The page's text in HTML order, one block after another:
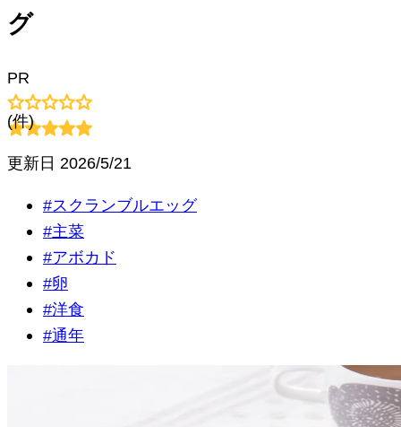
グ
PR
(件)
更新日 2026/5/21
#スクランブルエッグ
#主菜
#アボカド
#卵
#洋食
#通年